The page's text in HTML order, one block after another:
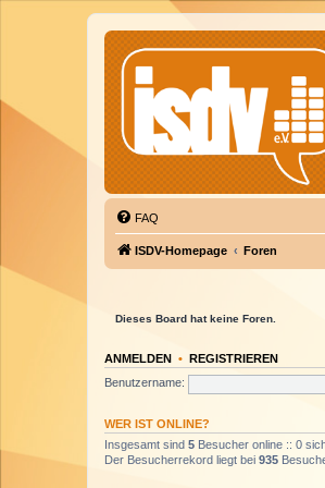
FAQ
ISDV-Homepage Foren
Dieses Board hat keine Foren.
ANMELDEN • REGISTRIEREN
Benutzername:
WER IST ONLINE?
Insgesamt sind 5 Besucher online :: 0
Der Besucherrekord liegt bei 935